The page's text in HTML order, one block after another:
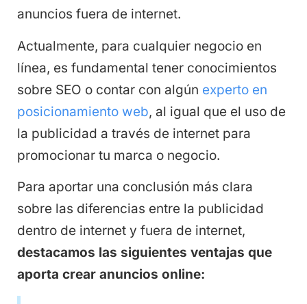
anuncios fuera de internet.
Actualmente, para cualquier negocio en
línea, es fundamental tener conocimientos
sobre SEO o contar con algún experto en
posicionamiento web, al igual que el uso de
la publicidad a través de internet para
promocionar tu marca o negocio.
Para aportar una conclusión más clara
sobre las diferencias entre la publicidad
dentro de internet y fuera de internet,
destacamos las siguientes ventajas que
aporta crear anuncios online: